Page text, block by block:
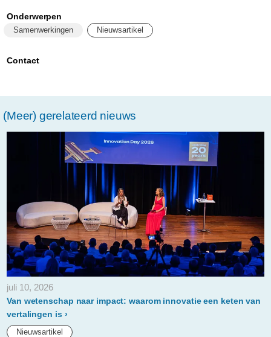
philips-
met-
dagelijkse-
klusjes.html
Onderwerpen
Samenwerkingen Nieuwsartikel
Contact
(Meer) gerelateerd nieuws
juli 10, 2026
Van wetenschap naar impact: waarom innovatie een keten van
vertalingen is
Nieuwsartikel